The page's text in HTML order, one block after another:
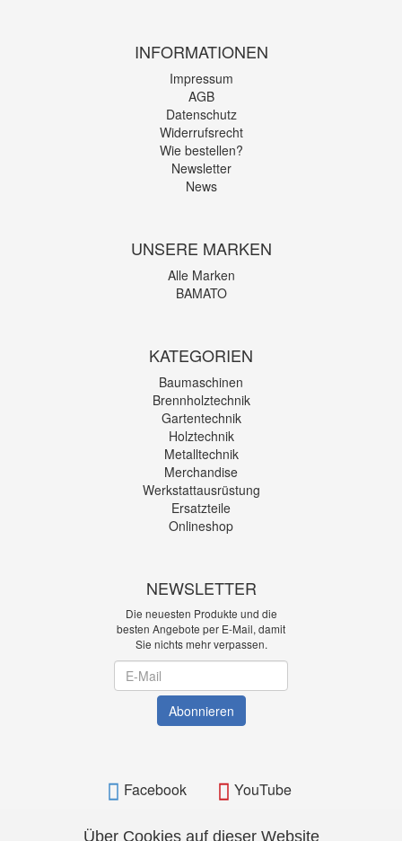
INFORMATIONEN
Impressum
AGB
Datenschutz
Widerrufsrecht
Wie bestellen?
Newsletter
News
UNSERE MARKEN
Alle Marken
BAMATO
KATEGORIEN
Baumaschinen
Brennholztechnik
Gartentechnik
Holztechnik
Metalltechnik
Merchandise
Werkstattausrüstung
Ersatzteile
Onlineshop
NEWSLETTER
Die neuesten Produkte und die
besten Angebote per E-Mail, damit
Sie nichts mehr verpassen.
Abonnieren
Facebook YouTube
Über Cookies auf dieser Website